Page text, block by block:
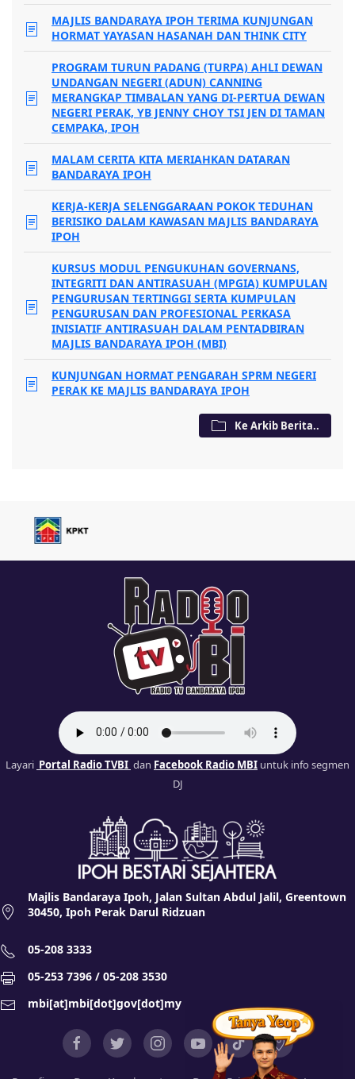
MAJLIS BANDARAYA IPOH TERIMA KUNJUNGAN
HORMAT YAYASAN HASANAH DAN THINK CITY
PROGRAM TURUN PADANG (TURPA) AHLI DEWAN
UNDANGAN NEGERI (ADUN) CANNING
MERANGKAP TIMBALAN YANG DI-PERTUA DEWAN
NEGERI PERAK, YB JENNY CHOY TSI JEN DI TAMAN
CEMPAKA, IPOH
MALAM CERITA KITA MERIAHKAN DATARAN
BANDARAYA IPOH
KERJA-KERJA SELENGGARAAN POKOK TEDUHAN
BERISIKO DALAM KAWASAN MAJLIS BANDARAYA
IPOH
KURSUS MODUL PENGUKUHAN GOVERNANS,
INTEGRITI DAN ANTIRASUAH (MPGIA) KUMPULAN
PENGURUSAN TERTINGGI SERTA KUMPULAN
PENGURUSAN DAN PROFESIONAL PERKASA
INISIATIF ANTIRASUAH DALAM PENTADBIRAN
MAJLIS BANDARAYA IPOH (MBI)
KUNJUNGAN HORMAT PENGARAH SPRM NEGERI
PERAK KE MAJLIS BANDARAYA IPOH
Ke Arkib Berita..
Layari Portal Radio TVBI dan Facebook Radio MBI untuk info segmen
DJ
Majlis Bandaraya Ipoh, Jalan Sultan Abdul Jalil, Greentown
30450, Ipoh Perak Darul Ridzuan
05-208 3333
05-253 7396 / 05-208 3530
mbi[at]mbi[dot]gov[dot]my